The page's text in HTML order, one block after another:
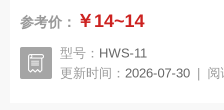
参考价： ￥14~14
型号： HWS-11
更新时间： 2026-07-30 | 阅